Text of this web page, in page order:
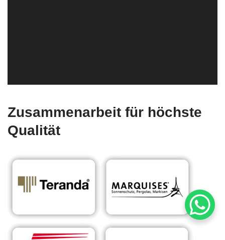
Zusammenarbeit für höchste
Qualität